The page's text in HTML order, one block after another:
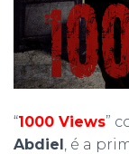
“1000 Views”
Abdiel, é a